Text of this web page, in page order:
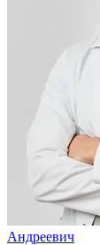
Андреевич